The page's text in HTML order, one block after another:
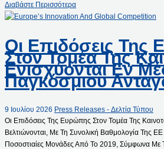
Διαβάστε Περισσότερα
Οι Επιδόσεις Της
Στον Τομέα Της
Ενισχύονται Εν
Παγκόσμιου
9 Ιουλίου 2026 Press Releases - Δελτία Τύπου
Οι Επιδόσεις Της Ευρώπης Στον Τομέα Της
Βελτιώνονται, Με Τη Συνολική Βαθμολογία Της
Ποσοστιαίες Μονάδες Από Το 2019, Σύμφωνα Με